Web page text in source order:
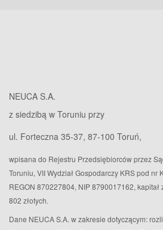
NEUCA S.A.
z siedzibą w Toruniu przy
ul. Forteczna 35-37, 87-100 Toruń,
wpisana do Rejestru Przedsiębiorców przez
Toruniu, VII Wydział Gospodarczy KRS pod nr
REGON 870227804, NIP 8790017162, kapitał
802 złotych.
Dane NEUCA S.A. w zakresie dotyczącym: